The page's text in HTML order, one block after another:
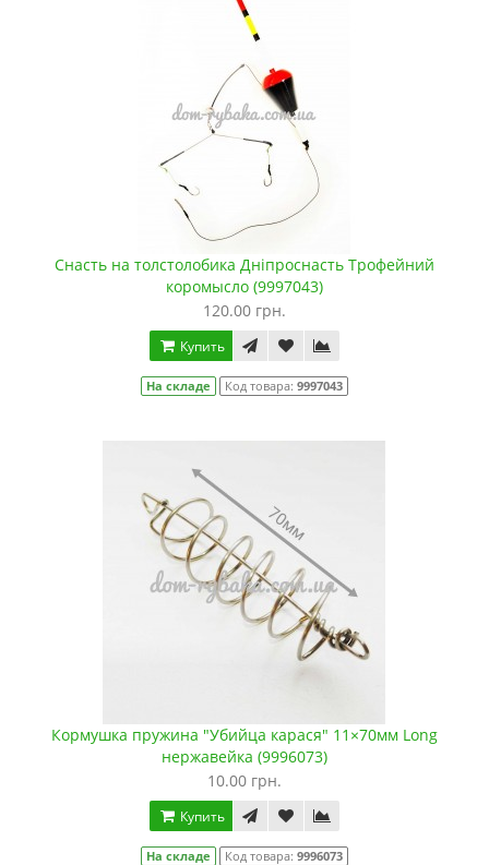
Снасть на толстолобика Дніпроснасть Трофейний
коромысло (9997043)
120.00 грн.
Купить
На складе Код товара: 9997043
Кормушка пружина "Убийца карася" 11×70мм Long
нержавейка (9996073)
10.00 грн.
Купить
На складе Код товара: 9996073